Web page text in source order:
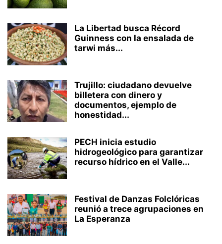
La Libertad busca Récord
Guinness con la ensalada de
tarwi más...
Trujillo: ciudadano devuelve
billetera con dinero y
documentos, ejemplo de
honestidad...
PECH inicia estudio
hidrogeológico para garantizar
recurso hídrico en el Valle...
Festival de Danzas Folclóricas
reunió a trece agrupaciones en
La Esperanza